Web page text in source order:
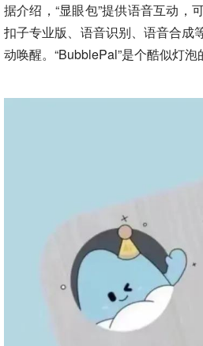
据介绍，“显眼包”提供语音互动，
扣子专业版、语音识别、语音合成
动唤醒。“BubblePal”是个酷似灯泡